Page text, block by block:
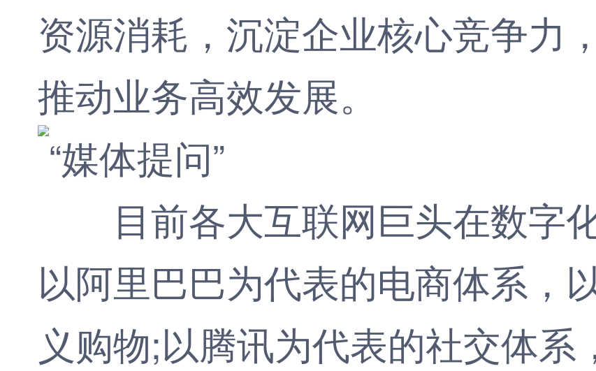
资源消耗，沉淀企业核心竞争力
推动业务高效发展。
目前各大互联网巨头在数字化
以阿里巴巴为代表的电商体系，
义购物;以腾讯为代表的社交体系